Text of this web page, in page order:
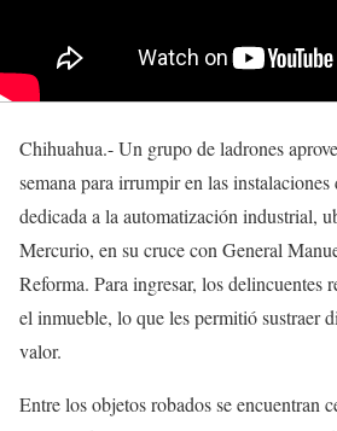
Chihuahua.- Un grupo de ladrones
semana para irrumpir en las instalaciones
dedicada a la automatización industrial,
Mercurio, en su cruce con General
Reforma. Para ingresar, los delincuentes
el inmueble, lo que les permitió sustraer
valor.
Entre los objetos robados se encuentran